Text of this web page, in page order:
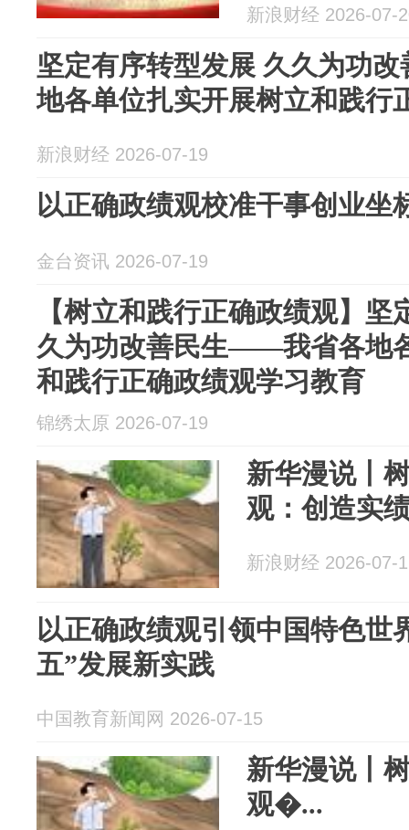
新浪财经 2026-07-
坚定有序转型发展 久久为功
地各单位扎实开展树立和践行
新浪财经 2026-07-19
以正确政绩观校准干事创业坐
金台资讯 2026-07-19
【树立和践行正确政绩观】坚
久为功改善民生——我省各地
和践行正确政绩观学习教育
锦绣太原 2026-07-19
新华漫说丨
观：创造实
新浪财经 2026-07-
以正确政绩观引领中国特色世
五”发展新实践
中国教育新闻网 2026-07-15
新华漫说丨
观�...